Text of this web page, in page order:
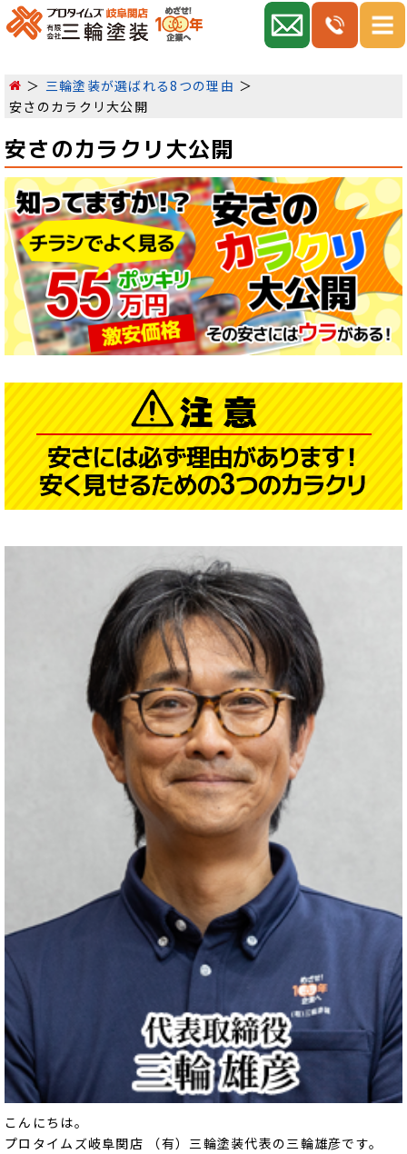
三輪塗装が選ばれる8つの理由
安さのカラクリ大公開
安さのカラクリ大公開
こんにちは。
プロタイムズ岐阜関店 （有）三輪塗装代表の三輪雄彦です。